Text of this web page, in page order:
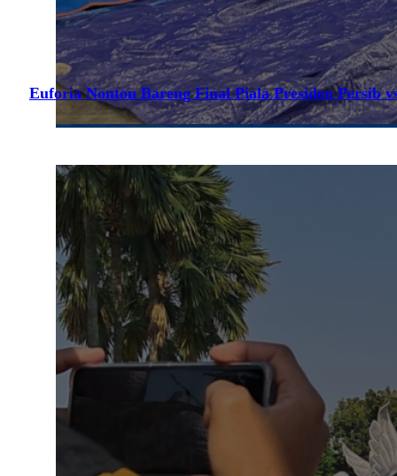
Euforia Nonton Bareng Final Piala Presiden Persib